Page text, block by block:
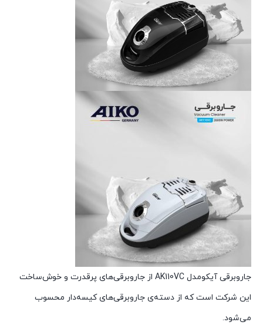
جاروبرقی آیکومدل AK110VC از جاروبرقی‌های پرقدرت و خوش‌ساخت
این شرکت است که از دسته‌ی جاروبرقی‌های کیسه‌دار محسوب
می‌شود.